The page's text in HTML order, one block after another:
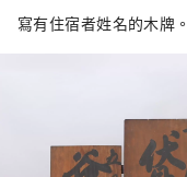
寫有住宿者姓名的木牌。